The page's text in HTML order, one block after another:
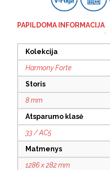
PAPILDOMA INFORMACIJA
Kolekcija
Harmony Forte
Storis
8 mm
Atsparumo klasė
33 / AC5
Matmenys
1286 x 282 mm